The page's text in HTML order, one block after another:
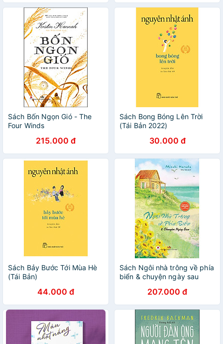
Sách Bốn Ngọn Gió - The
Four Winds
215.000 đ
Sách Bong Bóng Lên Trời
(Tái Bản 2022)
30.000 đ
Sách Bảy Bước Tới Mùa Hè
(Tái Bản)
44.000 đ
Sách Ngôi nhà trông về phía
biển & chuyện ngày sau
207.000 đ